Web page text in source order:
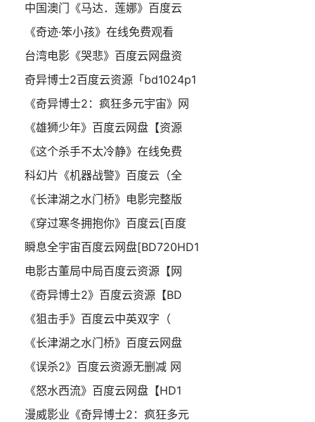
中国澳门《马达．莲娜》百度云
《奇迹·笨小孩》在线免费观看
台湾电影《哭悲》百度云网盘资
奇异博士2百度云资源「bd1024p1
《奇异博士2：疯狂多元宇宙》网
《雄狮少年》百度云网盘【资源
《这个杀手不太冷静》在线免费
科幻片《机器战警》百度云（全
《长津湖之水门桥》电影完整版
《穿过寒冬拥抱你》百度云[百度
瞬息全宇宙百度云网盘[BD720HD1
电影古董局中局百度云资源【网
《奇异博士2》百度云资源【BD
《狙击手》百度云中英双字（
《长津湖之水门桥》百度云网盘
《误杀2》百度云资源无删减 网
《怒水西流》百度云网盘【HD1
漫威影业《奇异博士2：疯狂多元